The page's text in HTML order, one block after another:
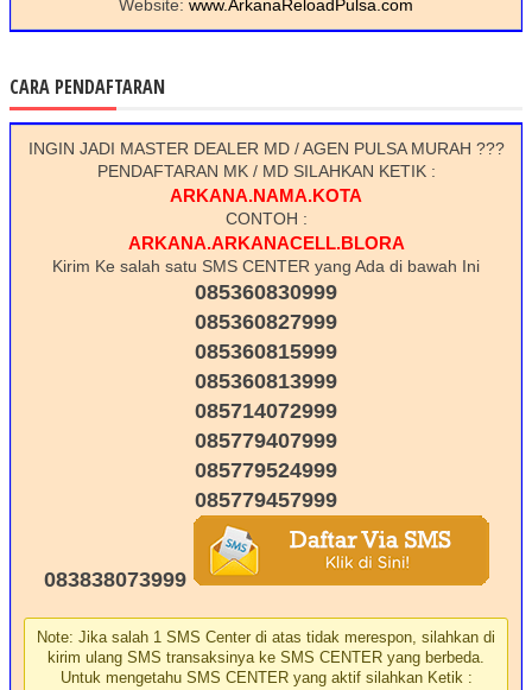
Website: www.ArkanaReloadPulsa.com
CARA PENDAFTARAN
INGIN JADI MASTER DEALER MD / AGEN PULSA MURAH ???
PENDAFTARAN MK / MD SILAHKAN KETIK :
ARKANA.NAMA.KOTA
CONTOH :
ARKANA.ARKANACELL.BLORA
Kirim Ke salah satu SMS CENTER yang Ada di bawah Ini
085360830999
085360827999
085360815999
085360813999
085714072999
085779407999
085779524999
085779457999
083838073999
Note: Jika salah 1 SMS Center di atas tidak merespon, silahkan di
kirim ulang SMS transaksinya ke SMS CENTER yang berbeda.
Untuk mengetahu SMS CENTER yang aktif silahkan Ketik :